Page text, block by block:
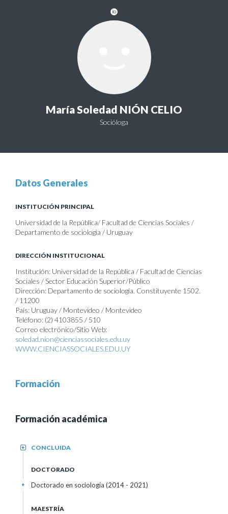
María Soledad NIÓN CELIO
Socióloga
Datos Generales
INSTITUCIÓN PRINCIPAL
Universidad de la República/ Facultad de Ciencias Sociales /
Departamento de sociologìa / Uruguay
DIRECCIÓN INSTITUCIONAL
Institución: Universidad de la República / Facultad de Ciencias
Sociales / Sector Educación Superior/Público
Dirección: Departamento de sociología. Constituyente 1502.
/ 11200
País: Uruguay / Montevideo / Montevideo
Teléfono: (2) 4103855 / 510
Correo electrónico/Sitio Web:
soledad.nion@cienciassociales.edu.uy
WWW.CIENCIASSOCIALES.EDU.UY
Formación
Formación académica
CONCLUIDA
+
DOCTORADO
Doctorado en sociología (2014 - 2021)
+
MAESTRÍA